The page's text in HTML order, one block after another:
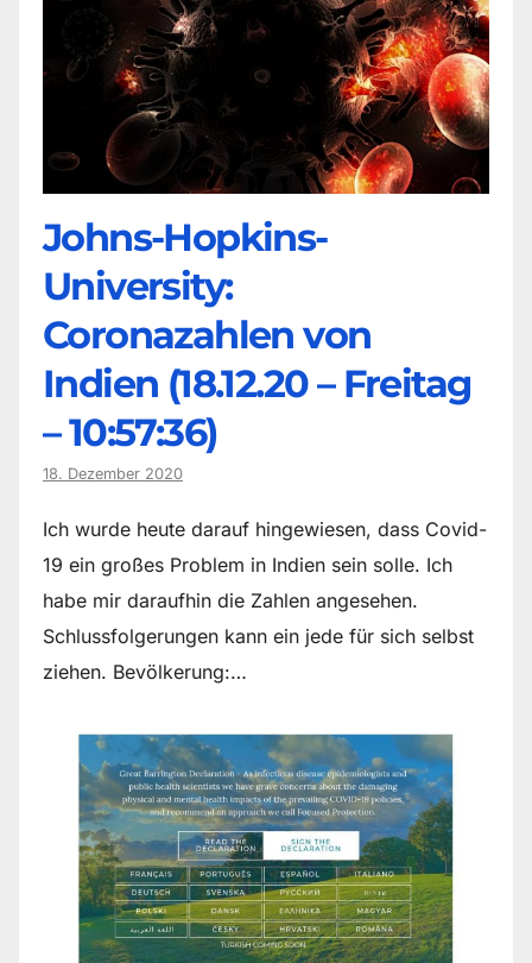
Johns-Hopkins-
University:
Coronazahlen von
Indien (18.12.20 – Freitag
– 10:57:36)
18. Dezember 2020
Ich wurde heute darauf hingewiesen, dass Covid-
19 ein großes Problem in Indien sein solle. Ich
habe mir daraufhin die Zahlen angesehen.
Schlussfolgerungen kann ein jede für sich selbst
ziehen. Bevölkerung:…